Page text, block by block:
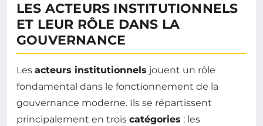
LES ACTEURS INSTITUTIONNELS
ET LEUR RÔLE DANS LA
GOUVERNANCE
Les acteurs institutionnels jouent un rôle
fondamental dans le fonctionnement de la
gouvernance moderne. Ils se répartissent
principalement en trois catégories : les